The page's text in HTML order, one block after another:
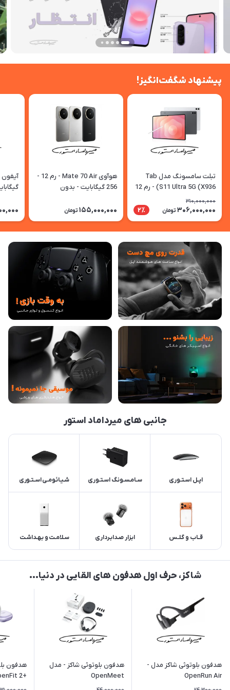
پیشنهاد شگفت‌انگیز!
تبلت سامسونگ مدل Tab
S11 Ultra 5G (X936) - رم 12
- 256 گیگابایت - با گارانتی و
رجیستری
310,000,000
306,000,000 تومان 2٪
هوآوی Mate 70 Air - رم 12 -
256 گیگابایت - بدون
155,000,000 تومان
جانبی های میرداماد استور
اپــل اسـتـوری سـامـسـونـگ اسـتـوری شـیـائـومـی اسـتـوری
قــاب و گـلـس ابـزار صـدابـرداری سـلامـت و بـهـداشـت
شاکز، حرف اول هدفون های القایی در دنیا...
هدفون بلوتوثی شاکز مدل -
OpenRun Air
هدفون بلوتوثی شاکز - مدل
OpenMeet
هدفون
+OpenFit 2